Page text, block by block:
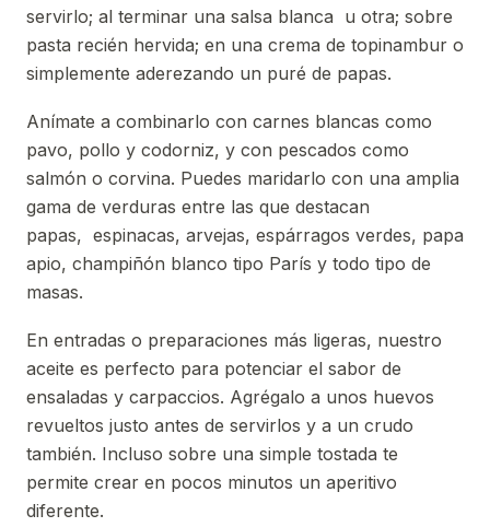
servirlo; al terminar una salsa blanca u otra; sobre
pasta recién hervida; en una crema de topinambur o
simplemente aderezando un puré de papas.
Anímate a combinarlo con carnes blancas como
pavo, pollo y codorniz, y con pescados como
salmón o corvina. Puedes maridarlo con una amplia
gama de verduras entre las que destacan
papas, espinacas, arvejas, espárragos verdes, papa
apio, champiñón blanco tipo París y todo tipo de
masas.
En entradas o preparaciones más ligeras, nuestro
aceite es perfecto para potenciar el sabor de
ensaladas y carpaccios. Agrégalo a unos huevos
revueltos justo antes de servirlos y a un crudo
también. Incluso sobre una simple tostada te
permite crear en pocos minutos un aperitivo
diferente.